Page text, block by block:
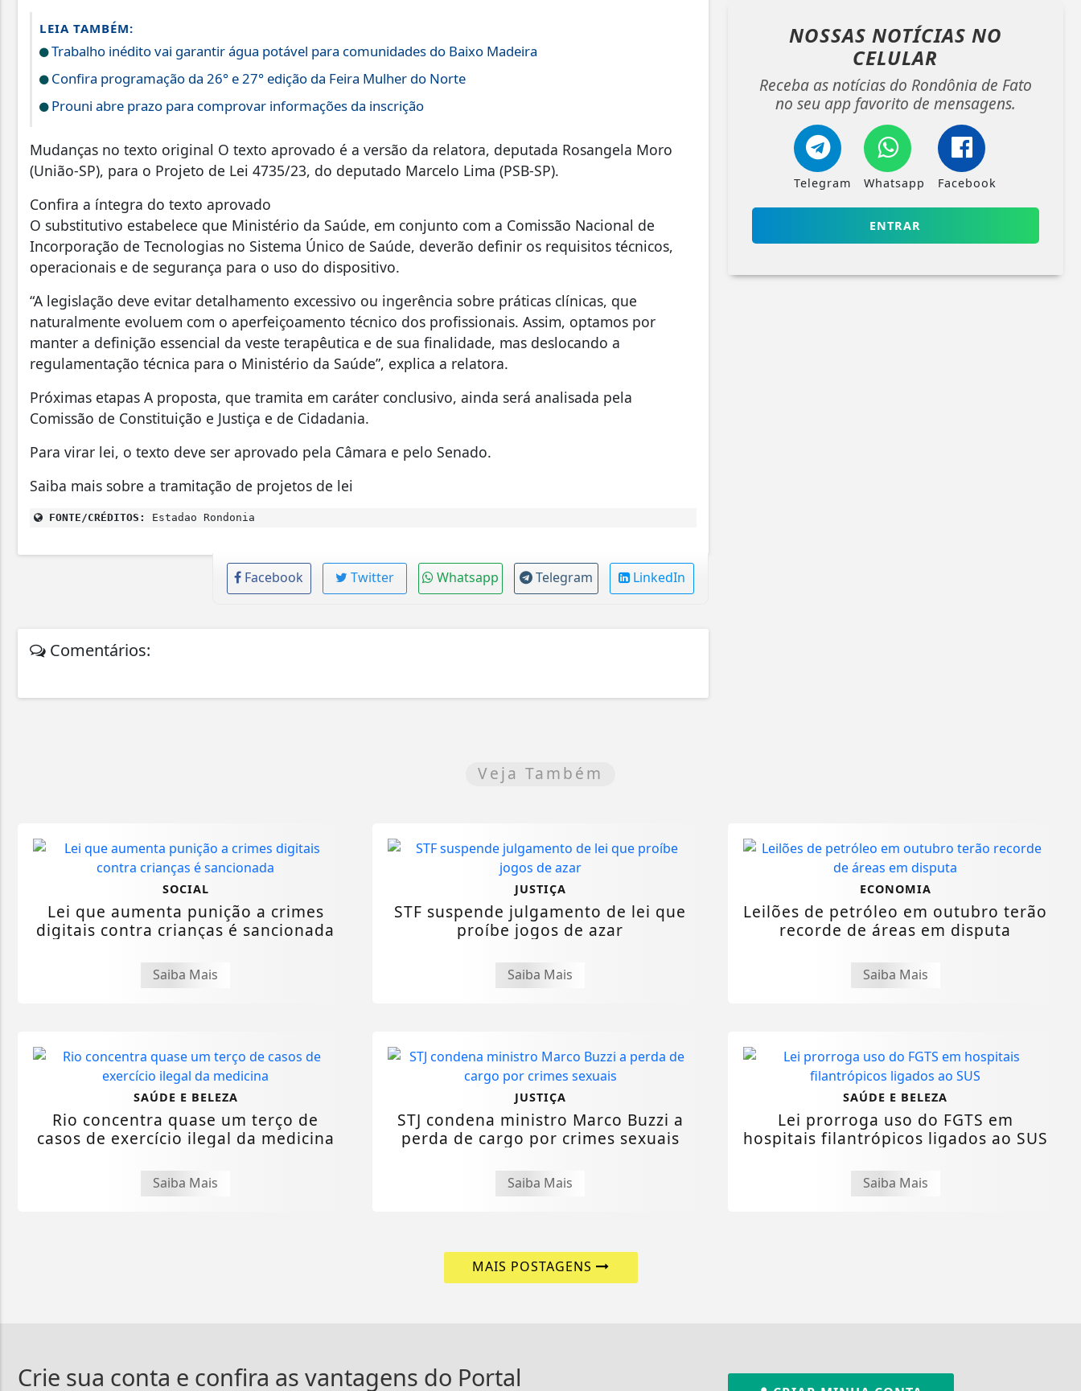
LEIA TAMBÉM:
Trabalho inédito vai garantir água potável para comunidades do Baixo Madeira
Confira programação da 26° e 27° edição da Feira Mulher do Norte
Prouni abre prazo para comprovar informações da inscrição
Mudanças no texto original O texto aprovado é a versão da relatora, deputada Rosangela Moro
(União-SP), para o Projeto de Lei 4735/23, do deputado Marcelo Lima (PSB-SP).
Confira a íntegra do texto aprovado
O substitutivo estabelece que Ministério da Saúde, em conjunto com a Comissão Nacional de
Incorporação de Tecnologias no Sistema Único de Saúde, deverão definir os requisitos técnicos,
operacionais e de segurança para o uso do dispositivo.
“A legislação deve evitar detalhamento excessivo ou ingerência sobre práticas clínicas, que
naturalmente evoluem com o aperfeiçoamento técnico dos profissionais. Assim, optamos por
manter a definição essencial da veste terapêutica e de sua finalidade, mas deslocando a
regulamentação técnica para o Ministério da Saúde”, explica a relatora.
Próximas etapas A proposta, que tramita em caráter conclusivo, ainda será analisada pela
Comissão de Constituição e Justiça e de Cidadania.
Para virar lei, o texto deve ser aprovado pela Câmara e pelo Senado.
Saiba mais sobre a tramitação de projetos de lei
FONTE/CRÉDITOS: Estadao Rondonia
Facebook Twitter Whatsapp Telegram LinkedIn
Comentários:
NOSSAS NOTÍCIAS NO
CELULAR
Receba as notícias do Rondônia de Fato
no seu app favorito de mensagens.
Telegram Whatsapp Facebook
ENTRAR
Veja Também
SOCIAL
Lei que aumenta punição a crimes
digitais contra crianças é sancionada
Saiba Mais
JUSTIÇA
STF suspende julgamento de lei que
proíbe jogos de azar
Saiba Mais
ECONOMIA
Leilões de petróleo em outubro terão
recorde de áreas em disputa
Saiba Mais
SAÚDE E BELEZA
Rio concentra quase um terço de
casos de exercício ilegal da medicina
Saiba Mais
JUSTIÇA
STJ condena ministro Marco Buzzi a
perda de cargo por crimes sexuais
Saiba Mais
SAÚDE E BELEZA
Lei prorroga uso do FGTS em
hospitais filantrópicos ligados ao SUS
Saiba Mais
MAIS POSTAGENS
Crie sua conta e confira as vantagens do Portal